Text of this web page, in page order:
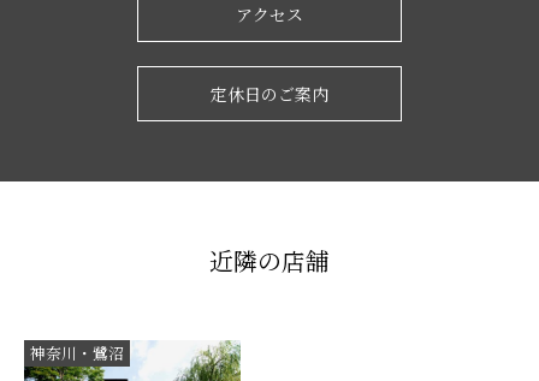
アクセス
定休日のご案内
近隣の店舗
神奈川・鷺沼